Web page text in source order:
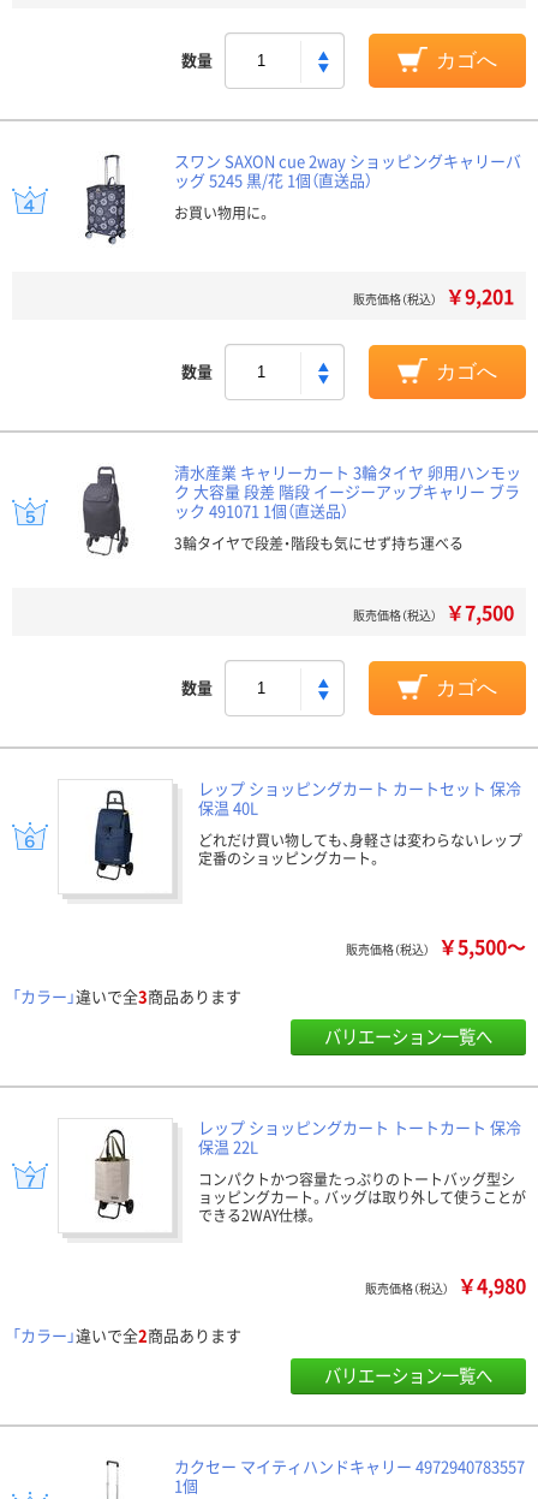
数量 カゴへ
スワン SAXON cue 2way ショッピングキャリーバ
ッグ 5245 黒/花 1個（直送品）
お買い物用に。
販売価格（税込） ￥9,201
数量 カゴへ
清水産業 キャリーカート 3輪タイヤ 卵用ハンモッ
ク 大容量 段差 階段 イージーアップキャリー ブラ
ック 491071 1個（直送品）
3輪タイヤで段差・階段も気にせず持ち運べる
販売価格（税込） ￥7,500
数量 カゴへ
レップ ショッピングカート カートセット 保冷
保温 40L
どれだけ買い物しても、身軽さは変わらないレップ
定番のショッピングカート。
販売価格（税込） ￥5,500～
「カラー」違いで全3商品あります
バリエーション一覧へ
レップ ショッピングカート トートカート 保冷
保温 22L
コンパクトかつ容量たっぷりのトートバッグ型シ
ョッピングカート。バッグは取り外して使うことが
できる2WAY仕様。
販売価格（税込） ￥4,980
「カラー」違いで全2商品あります
バリエーション一覧へ
カクセー マイティハンドキャリー 4972940783557
1個